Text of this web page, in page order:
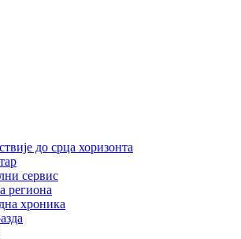
до срца хоризонта
сервис
региона
хроника